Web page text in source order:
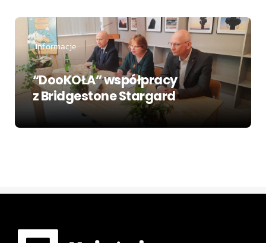
Informacje
“DooKOŁA” współpracy
z Bridgestone Stargard